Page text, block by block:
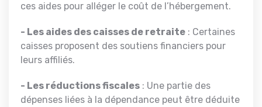
ces aides pour alléger le coût de l’hébergement.
- Les aides des caisses de retraite : Certaines
caisses proposent des soutiens financiers pour
leurs affiliés.
- Les réductions fiscales : Une partie des
dépenses liées à la dépendance peut être déduite